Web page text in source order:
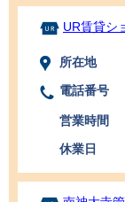
UR賃貸シ
所在地
電話番号
営業時間
休業日